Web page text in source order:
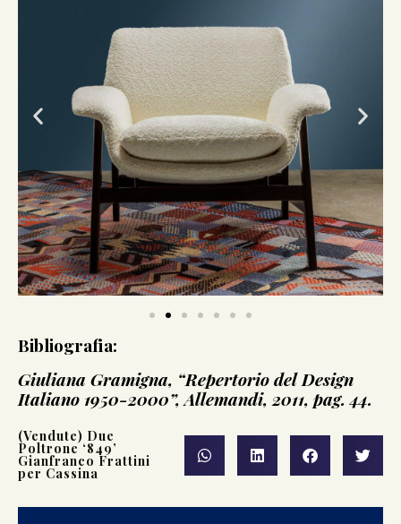
Bibliografia:
Giuliana Gramigna, “Repertorio del Design
Italiano 1950-2000”, Allemandi, 2011, pag. 44.
(Vendute) Due
Poltrone ‘849’
Gianfranco Frattini
per Cassina